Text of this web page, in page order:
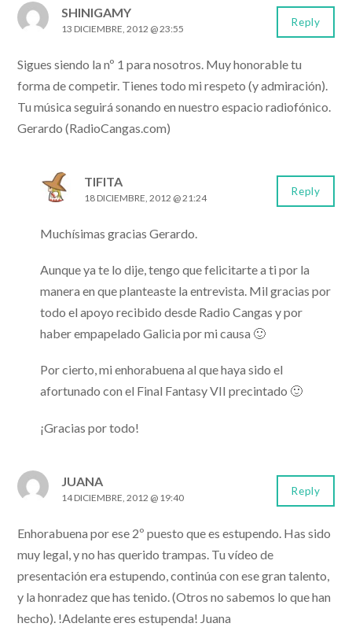
SHINIGAMY
13 DICIEMBRE, 2012 @ 23:55
Sigues siendo la nº 1 para nosotros. Muy honorable tu
forma de competir. Tienes todo mi respeto (y admiración).
Tu música seguirá sonando en nuestro espacio radiofónico.
Gerardo (RadioCangas.com)
Reply
TIFITA
18 DICIEMBRE, 2012 @ 21:24
Muchísimas gracias Gerardo.
Aunque ya te lo dije, tengo que felicitarte a ti por la
manera en que planteaste la entrevista. Mil gracias por
todo el apoyo recibido desde Radio Cangas y por
haber empapelado Galicia por mi causa 🙂
Por cierto, mi enhorabuena al que haya sido el
afortunado con el Final Fantasy VII precintado 🙂
¡Gracias por todo!
Reply
JUANA
14 DICIEMBRE, 2012 @ 19:40
Enhorabuena por ese 2º puesto que es estupendo. Has sido
muy legal, y no has querido trampas. Tu vídeo de
presentación era estupendo, continúa con ese gran talento,
y la honradez que has tenido. (Otros no sabemos lo que han
hecho). !Adelante eres estupenda! Juana
Reply